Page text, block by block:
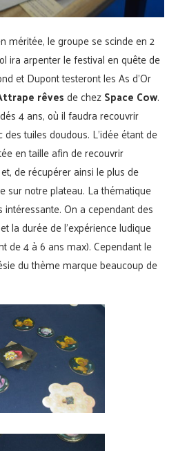
méritée, le groupe se scinde en 2
ira arpenter le festival en quête de
et Dupont testeront les As d’Or
rêvesde chezSpace Cow.
4 ans, où il faudra recouvrir
tuiles doudous. L’idée étant de
en taille afin de recouvrir
de récupérer ainsi le plus de
sur notre plateau. La thématique
On a cependant des
la durée de l’expérience ludique
de 4 à 6 ans max). Cependant le
du thème marque beaucoup de